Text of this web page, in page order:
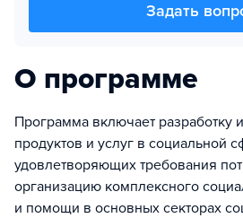
Задать
О программе
Программа включает разработку
продуктов и услуг в социальной
удовлетворяющих требования
организацию комплексного
и помощи в основных секторах